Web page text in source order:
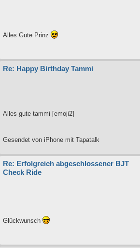
Alles Gute Prinz
Re: Happy Birthday Tammi
Alles gute tammi [emoji2]
Gesendet von iPhone mit Tapatalk
Re: Erfolgreich abgeschlossener BJT
Check Ride
Glückwunsch